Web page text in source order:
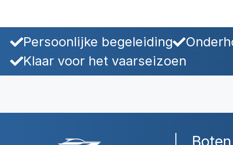
Persoonlijke begeleiding
Klaar voor het vaarseizoen
Boten